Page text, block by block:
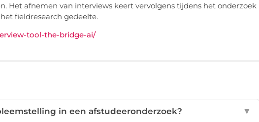
Het afnemen van interviews keert vervolgens tijdens het onderzoek
fieldresearch gedeelte.
tool-the-bridge-ai/
in een afstudeeronderzoek? ▼